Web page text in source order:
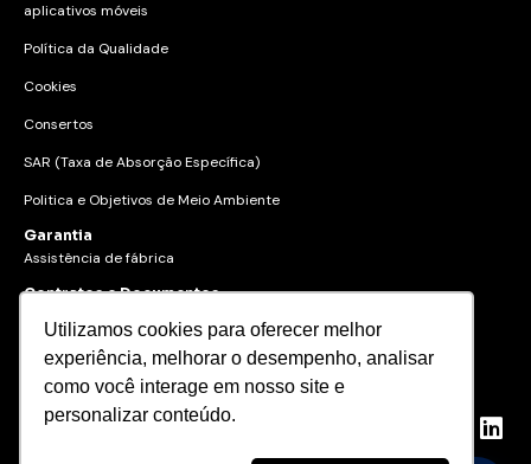
Utilizamos cookies para oferecer melhor
experiência, melhorar o desempenho, analisar
como você interage em nosso site e
personalizar conteúdo.
aplicativos móveis
Política da Qualidade
Cookies
Consertos
SAR (Taxa de Absorção Específica)
Politica e Objetivos de Meio Ambiente
Garantia
Assistência de fábrica
Contratos e Documentos
© 2023 Gertec Brasil. Todos os
direitos reservados.